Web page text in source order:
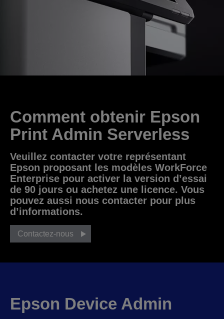
Comment obtenir Epson
Print Admin Serverless
Veuillez contacter votre représentant
Epson proposant les modèles WorkForce
Enterprise pour activer la version d’essai
de 90 jours ou achetez une licence. Vous
pouvez aussi nous contacter pour plus
d’informations.
Contactez-nous
Epson Device Admin